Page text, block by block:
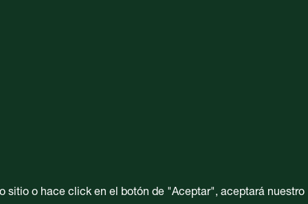
sitio o hace click en el botón de "Aceptar", aceptará nuestro